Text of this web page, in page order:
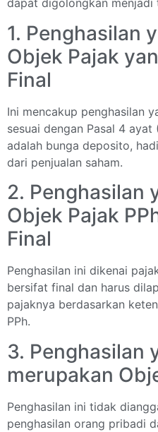
dapat digolongkan menjadi
1. Penghasilan
Objek Pajak
Final
Ini mencakup penghasilan
sesuai dengan Pasal 4
adalah bunga deposito,
dari penjualan saham.
2. Penghasilan
Objek Pajak
Final
Penghasilan ini dikenai
bersifat final dan harus
pajaknya berdasarkan
PPh.
3. Penghasilan
merupakan
Penghasilan ini tidak
penghasilan orang pribadi